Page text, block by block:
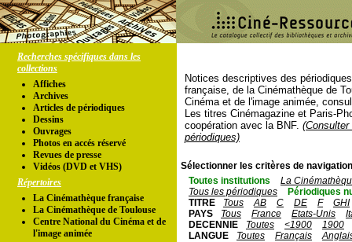
Recherches spécifiques dans les
collections
Affiches
Archives
Articles de périodiques
Dessins
Ouvrages
Photos en accés réservé
Revues de presse
Vidéos (DVD et VHS)
Répertoires
La Cinémathèque française
La Cinémathèque de Toulouse
Centre National du Cinéma et de
l'image animée
Notices descriptives des
française, de la Cinémathèque de
Cinéma et de l'image animée,
Les titres Cinémagazine et Paris-
coopération avec la BNF.
périodiques)
Sélectionner les critères de
Toutes institutions
La
Tous les périodiques
Périodiques
TITRE
Tous AB C DE F
GHI
PAYS
Tous France Etats-Unis
DECENNIE
Toutes <1900
1900
LANGUE
Toutes Français